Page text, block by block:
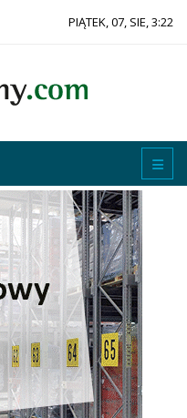
PIĄTEK, 07, SIE, 3:22